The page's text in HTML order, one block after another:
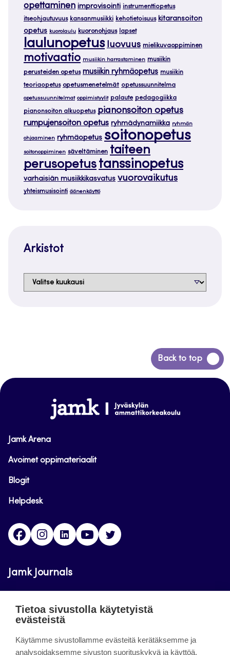
opettaminen improvisointi instrumenttiopetus
itseohjautuvuus kansanmusiikki kehotietoisuus kitaransoiton
opetus kuorolaulu kuoronohjaus lapset
laulunopetus luovuus mielikuvaoppiminen
motivaatio musiikin harrastaminen musiikin
perusteiden opetus musiikin ryhmäopetus musiikin
teoriaopetus opetusmenetelmät opetussuunnitelma
opetussuunnitelmat oppimistyylit palaute pedagogiikka
pianonsoiton alkuopetus pianonsoiton opetus
rumpujensoiton opetus ryhmädynamiikka ryhmän
ohjaaminen ryhmäopetus soitonopetus
soitonoppiminen säveltäminen taiteen
perusopetus tanssinopetus
varhaisiän musiikkikasvatus vuorovaikutus
yhteismusisointi äänenkäyttö
Arkistot
Arkistot
Back to top
Siirry
takaisin
www.jamk.fi
Jamk Arena
Avoimet oppimateriaalit
Blogit
Helpdesk
FacebookInstagram
LinkedInYoutube
Jamk Journals
luettavissa. Verkkolehtien tarkoituksena on tukea
innovaatiotoimintaa.
Tietoa sivustolla käytetyistä
evästeistä
Käytämme sivustollamme evästeitä kerätäksemme ja
analysoidaksemme sivuston suorituskykyä ja käyttöä,